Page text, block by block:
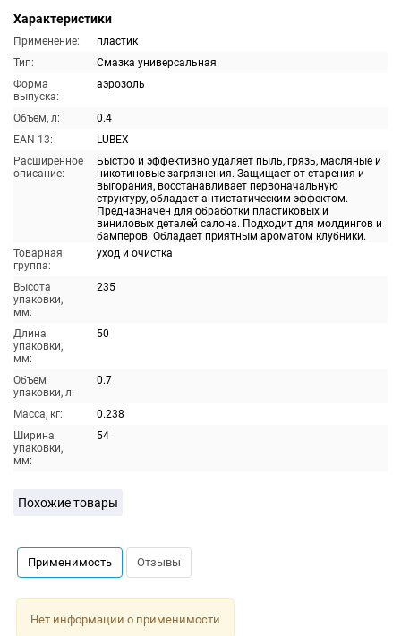
Характеристики
Применение:
пластик
Тип:
Смазка универсальная
Форма
выпуска:
аэрозоль
Объём, л:
0.4
EAN-13:
LUBEX
Расширенное
описание:
Быстро и эффективно удаляет пыль, грязь, масляные и
никотиновые загрязнения. Защищает от старения и
выгорания, восстанавливает первоначальную
структуру, обладает антистатическим эффектом.
Предназначен для обработки пластиковых и
виниловых деталей салона. Подходит для молдингов и
бамперов. Обладает приятным ароматом клубники.
Товарная
группа:
уход и очистка
Высота
упаковки,
мм:
235
Длина
упаковки,
мм:
50
Объем
упаковки, л:
0.7
Масса, кг:
0.238
Ширина
упаковки,
мм:
54
Похожие товары
Применимость Отзывы
Нет информации о применимости